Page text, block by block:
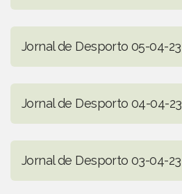
Jornal de Desporto 05-04-23
Jornal de Desporto 04-04-23
Jornal de Desporto 03-04-23